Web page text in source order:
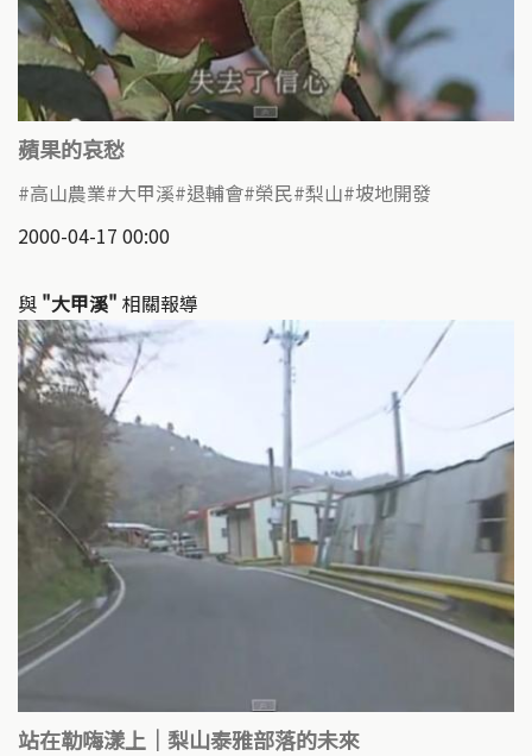
蘋果的哀愁
高山農業 大甲溪 退輔會 榮民 梨山 坡地開發
2000-04-17 00:00
與 "大甲溪" 相關報導
站在勒嗨漾上｜梨山泰雅部落的未來